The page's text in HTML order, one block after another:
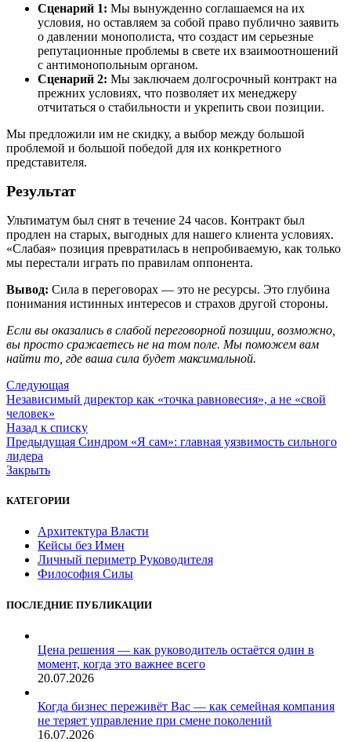
Сценарий 1: Мы вынужденно соглашаемся на их
условия, но оставляем за собой право публично заявить
о давлении монополиста, что создаст им серьезные
репутационные проблемы в свете их взаимоотношений
с антимонопольным органом.
Сценарий 2: Мы заключаем долгосрочный контракт на
прежних условиях, что позволяет их менеджеру
отчитаться о стабильности и укрепить свои позиции.
Мы предложили им не скидку, а выбор между большой
проблемой и большой победой для их конкретного
представителя.
Результат
Ультиматум был снят в течение 24 часов. Контракт был
продлен на старых, выгодных для нашего клиента условиях.
«Слабая» позиция превратилась в непробиваемую, как только
мы перестали играть по правилам оппонента.
Вывод: Сила в переговорах — это не ресурсы. Это глубина
понимания истинных интересов и страхов другой стороны.
Если вы оказались в слабой переговорной позиции, возможно,
вы просто сражаетесь не на том поле. Мы поможем вам
найти то, где ваша сила будет максимальной.
Следующая
Независимый директор как «точка равновесия», а не «свой
человек»
Назад к списку
Предыдущая Синдром «Я сам»: главная уязвимость сильного
лидера
Закрыть
КАТЕГОРИИ
Архитектура Власти
Кейсы без Имен
Личный периметр Руководителя
Философия Силы
ПОСЛЕДНИЕ ПУБЛИКАЦИИ
Цена решения — как руководитель остаётся один в
момент, когда это важнее всего
20.07.2026
Когда бизнес переживёт Вас — как семейная компания
не теряет управление при смене поколений
16.07.2026